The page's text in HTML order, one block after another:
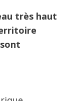
très haut